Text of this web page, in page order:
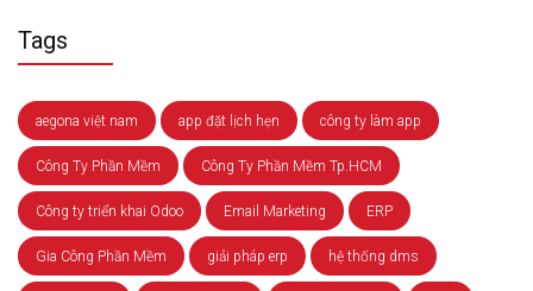
Tags
aegona việt nam app đặt lịch hẹn công ty làm app
Công Ty Phần Mềm Công Ty Phần Mềm Tp.HCM
Công ty triển khai Odoo Email Marketing ERP
Gia Công Phần Mềm giải pháp erp hệ thống dms